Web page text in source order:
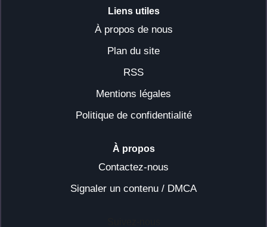
Liens utiles
À propos de nous
Plan du site
RSS
Mentions légales
Politique de confidentialité
À propos
Contactez-nous
Signaler un contenu / DMCA